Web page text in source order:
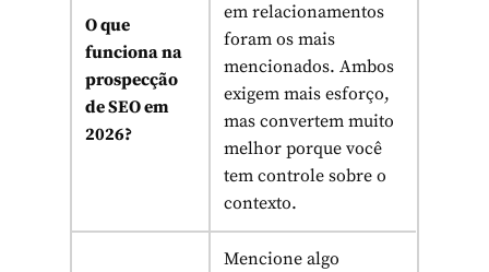
O que
funciona na
prospecção
de SEO em
2026?
em relacionamentos
foram os mais
mencionados. Ambos
exigem mais esforço,
mas convertem muito
melhor porque você
tem controle sobre o
contexto.
Mencione algo